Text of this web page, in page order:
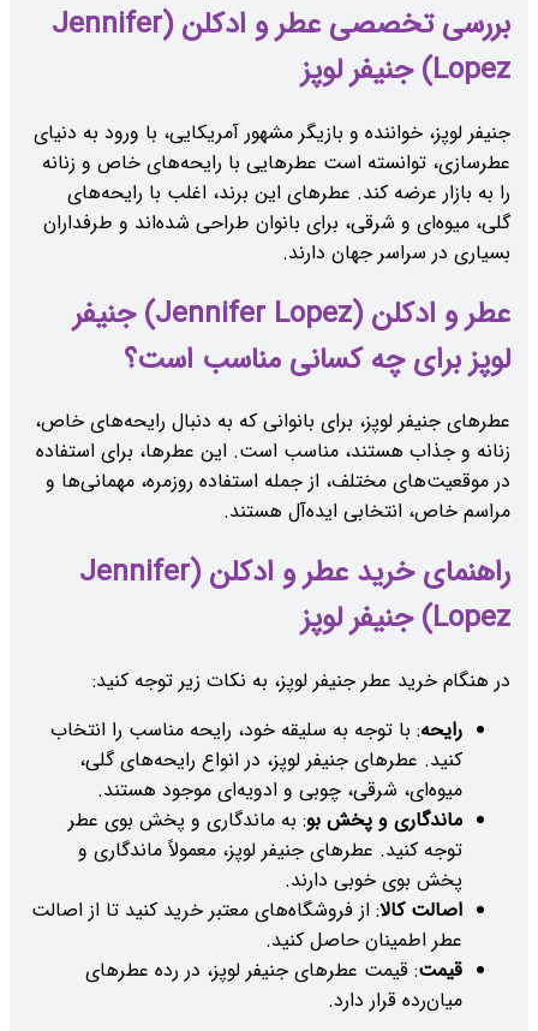
بررسی تخصصی عطر و ادکلن (Jennifer
Lopez) جنیفر لوپز
جنیفر لوپز، خواننده و بازیگر مشهور آمریکایی، با ورود به دنیای
عطرسازی، توانسته است عطرهایی با رایحه‌های خاص و زنانه
را به بازار عرضه کند. عطرهای این برند، اغلب با رایحه‌های
گلی، میوه‌ای و شرقی، برای بانوان طراحی شده‌اند و طرفداران
بسیاری در سراسر جهان دارند.
عطر و ادکلن (Jennifer Lopez) جنیفر
لوپز برای چه کسانی مناسب است؟
عطرهای جنیفر لوپز، برای بانوانی که به دنبال رایحه‌های خاص،
زنانه و جذاب هستند، مناسب است. این عطرها، برای استفاده
در موقعیت‌های مختلف، از جمله استفاده روزمره، مهمانی‌ها و
مراسم خاص، انتخابی ایده‌آل هستند.
راهنمای خرید عطر و ادکلن (Jennifer
Lopez) جنیفر لوپز
در هنگام خرید عطر جنیفر لوپز، به نکات زیر توجه کنید:
رایحه: با توجه به سلیقه خود، رایحه مناسب را انتخاب
کنید. عطرهای جنیفر لوپز، در انواع رایحه‌های گلی،
میوه‌ای، شرقی، چوبی و ادویه‌ای موجود هستند.
ماندگاری و پخش بو: به ماندگاری و پخش بوی عطر
توجه کنید. عطرهای جنیفر لوپز، معمولاً ماندگاری و
پخش بوی خوبی دارند.
اصالت کالا: از فروشگاه‌های معتبر خرید کنید تا از اصالت
عطر اطمینان حاصل کنید.
قیمت: قیمت عطرهای جنیفر لوپز، در رده عطرهای
میان‌رده قرار دارد.